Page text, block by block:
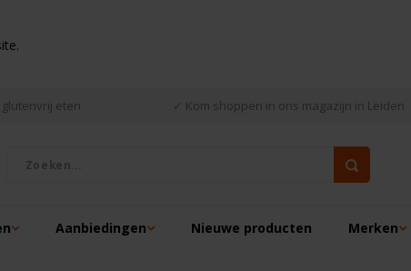
eten ✓ Kom shoppen in ons magazijn in Leiden
Aanbiedingen Nieuwe producten Merken